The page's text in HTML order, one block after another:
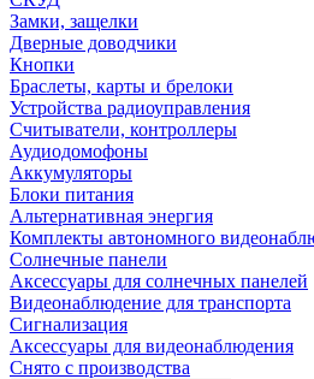
Замки, защелки
Дверные доводчики
Кнопки
Браслеты, карты и брелоки
Устройства радиоуправления
Считыватели, контроллеры
Аудиодомофоны
Аккумуляторы
Блоки питания
Альтернативная энергия
Комплекты автономного
Солнечные панели
Аксессуары для солнечных панелей
Видеонаблюдение для транспорта
Сигнализация
Аксессуары для видеонаблюдения
Снято с производства